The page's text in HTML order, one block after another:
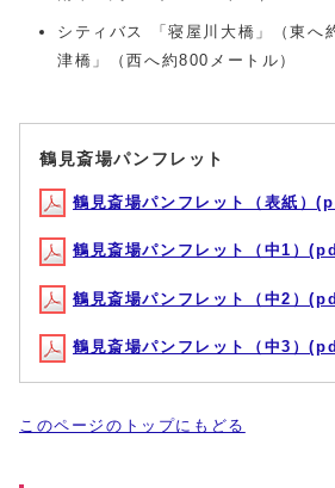
シティバス 「寝屋川大橋」（東へ
津橋」（西へ約800メートル）
鶴見斎場パンフレット
鶴見斎場パンフレット（表紙）
鶴見斎場パンフレット（中1）
鶴見斎場パンフレット（中2）
鶴見斎場パンフレット（中3）
このページのトップにもどる